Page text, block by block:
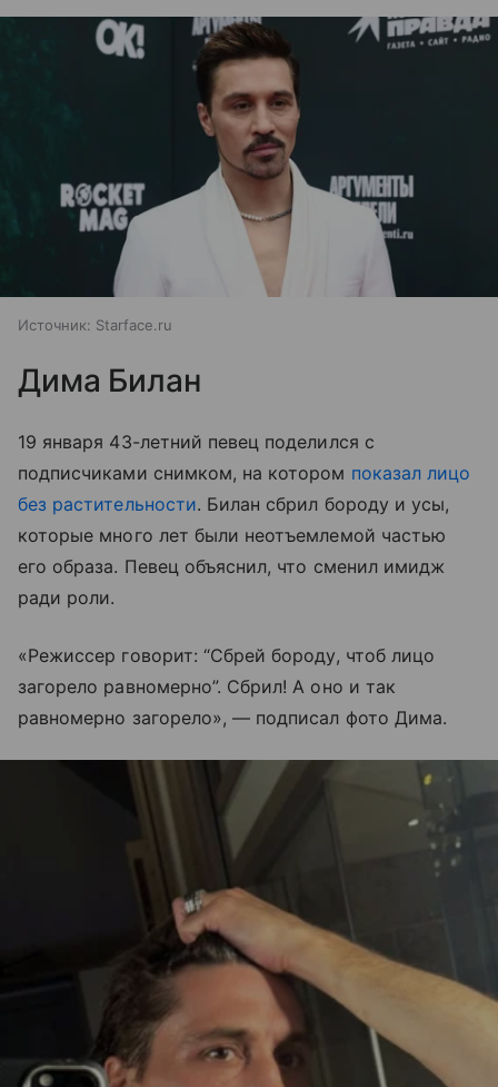
Источник: Starface.ru
Дима Билан
19 января 43-летний певец поделился с
подписчиками снимком, на котором показал лицо
без растительности. Билан сбрил бороду и усы,
которые много лет были неотъемлемой частью
его образа. Певец объяснил, что сменил имидж
ради роли.
«Режиссер говорит: “Сбрей бороду, чтоб лицо
загорело равномерно”. Сбрил! А оно и так
равномерно загорело», — подписал фото Дима.